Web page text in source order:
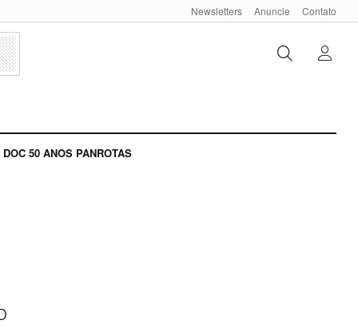
Newsletters Anuncie Contato
DOC 50 ANOS PANROTAS